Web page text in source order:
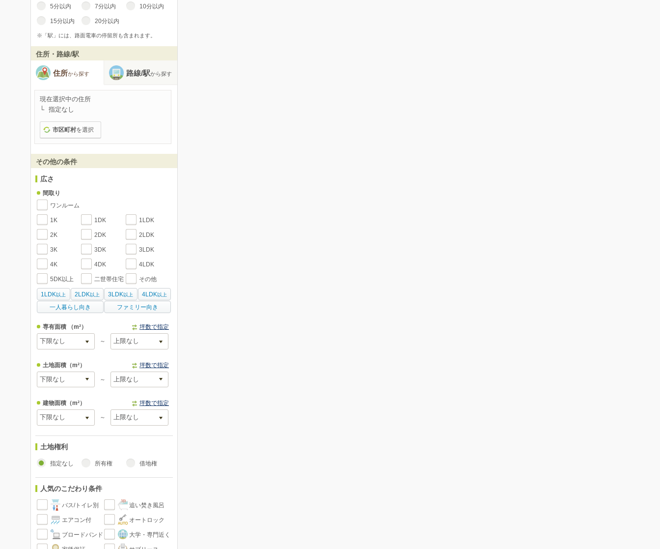
5分以内 7分以内 10分以内
15分以内 20分以内
※「駅」には、路面電車の停留所も含まれます。
住所・路線/駅
住所から探す 路線/駅から探す
現在選択中の住所
指定なし
市区町村を選択
その他の条件
広さ
間取り
ワンルーム
1K 1DK 1LDK
2K 2DK 2LDK
3K 3DK 3LDK
4K 4DK 4LDK
5DK以上 二世帯住宅 その他
1LDK以上 2LDK 以上 3LDK以上 4LDK 以上
一人暮らし向き ファミリー向き
専有面積 （m²） 坪数で指定
～
土地面積（m²） 坪数で指定
～
建物面積（m²） 坪数で指定
～
土地権利
指定なし 所有権 借地権
人気のこだわり条件
バス/トイレ別 追い焚き風呂
エアコン付 オートロック
ブロードバンド 大学・専門近く